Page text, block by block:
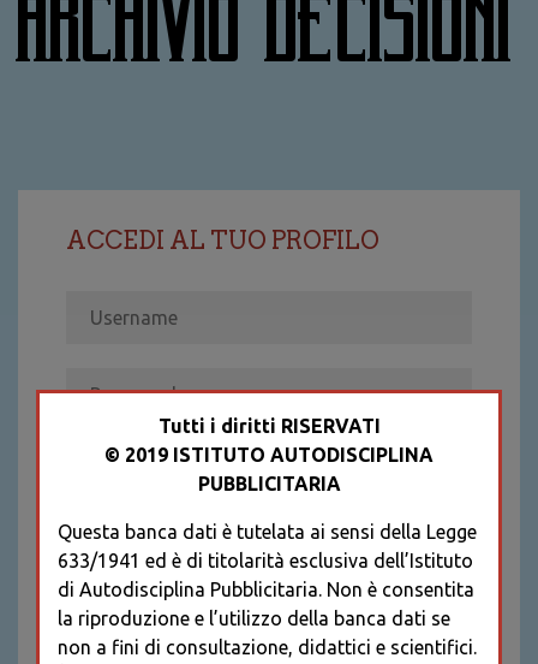
ARCHIVIO DECISIONI
ACCEDI AL TUO PROFILO
Recupera password
REGISTRATI
* I CAMPI CONTRASSEGNATI SONO
OBBLIGATORI
Tutti i diritti RISERVATI
© 2019 ISTITUTO AUTODISCIPLINA
PUBBLICITARIA
Questa banca dati è tutelata ai sensi della Legge
633/1941 ed è di titolarità esclusiva dell’Istituto
di Autodisciplina Pubblicitaria. Non è consentita
la riproduzione e l’utilizzo della banca dati se
non a fini di consultazione, didattici e scientifici.